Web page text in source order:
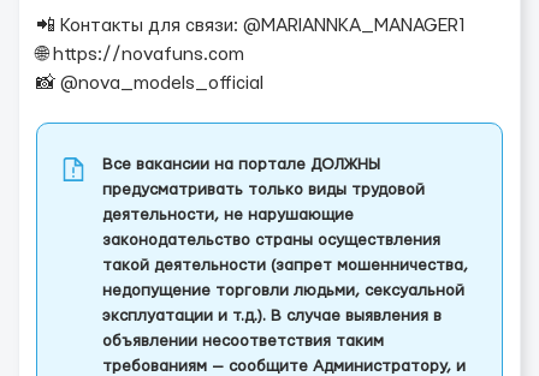
📲 Контакты для связи: @MARIANNKA_MANAGER1
🌐 https://novafuns.com
📸 @nova_models_official
Все вакансии на портале ДОЛЖНЫ
предусматривать только виды трудовой
деятельности, не нарушающие
законодательство страны осуществления
такой деятельности (запрет мошенничества,
недопущение торговли людьми, сексуальной
эксплуатации и т.д.). В случае выявления в
объявлении несоответствия таким
требованиям — сообщите Администратору, и